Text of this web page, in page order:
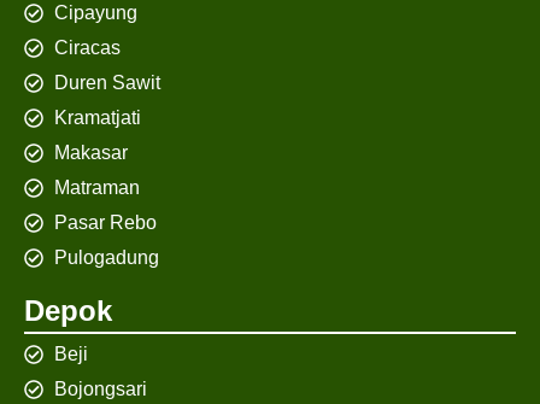
Cipayung
Ciracas
Duren Sawit
Kramatjati
Makasar
Matraman
Pasar Rebo
Pulogadung
Depok
Beji
Bojongsari